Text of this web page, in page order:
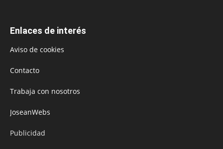
Enlaces de interés
Aviso de cookies
Contacto
Trabaja con nosotros
JoseanWebs
Publicidad